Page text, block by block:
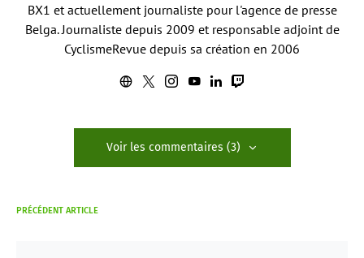
BX1 et actuellement journaliste pour l'agence de presse
Belga. Journaliste depuis 2009 et responsable adjoint de
CyclismeRevue depuis sa création en 2006
Voir les commentaires (3)
PRÉCÉDENT ARTICLE